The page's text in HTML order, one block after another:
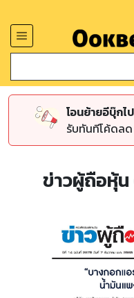
โอนย้ายอีบุ๊กไ
รับทันทีโค้ดลด
ข่าวผู้ถือหุ้น